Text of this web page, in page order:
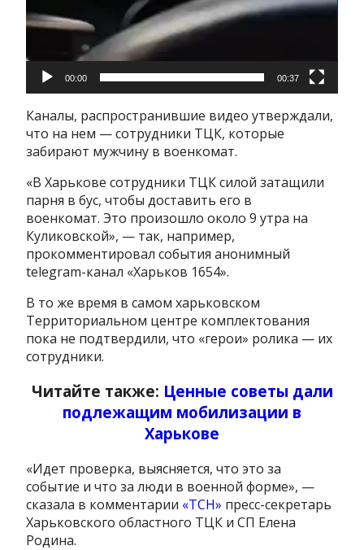
00:00 00:37
Каналы, распространившие видео утверждали,
что на нем — сотрудники ТЦК, которые
забирают мужчину в военкомат.
«В Харькове сотрудники ТЦК силой затащили
парня в бус, чтобы доставить его в
военкомат. Это произошло около 9 утра на
Куликовской», — так, например,
прокомментировал события анонимный
telegram-канал «Харьков 1654».
В то же время в самом харьковском
Территориальном центре комплектования
пока не подтвердили, что «герои» ролика — их
сотрудники.
Читайте также: Ценные советы дали
подлежащим мобилизации в
Харькове
«Идет проверка, выясняется, что это за
событие и что за люди в военной форме», —
сказала в комментарии «ТСН» пресс-секретарь
Харьковского областного ТЦК и СП Елена
Родина.